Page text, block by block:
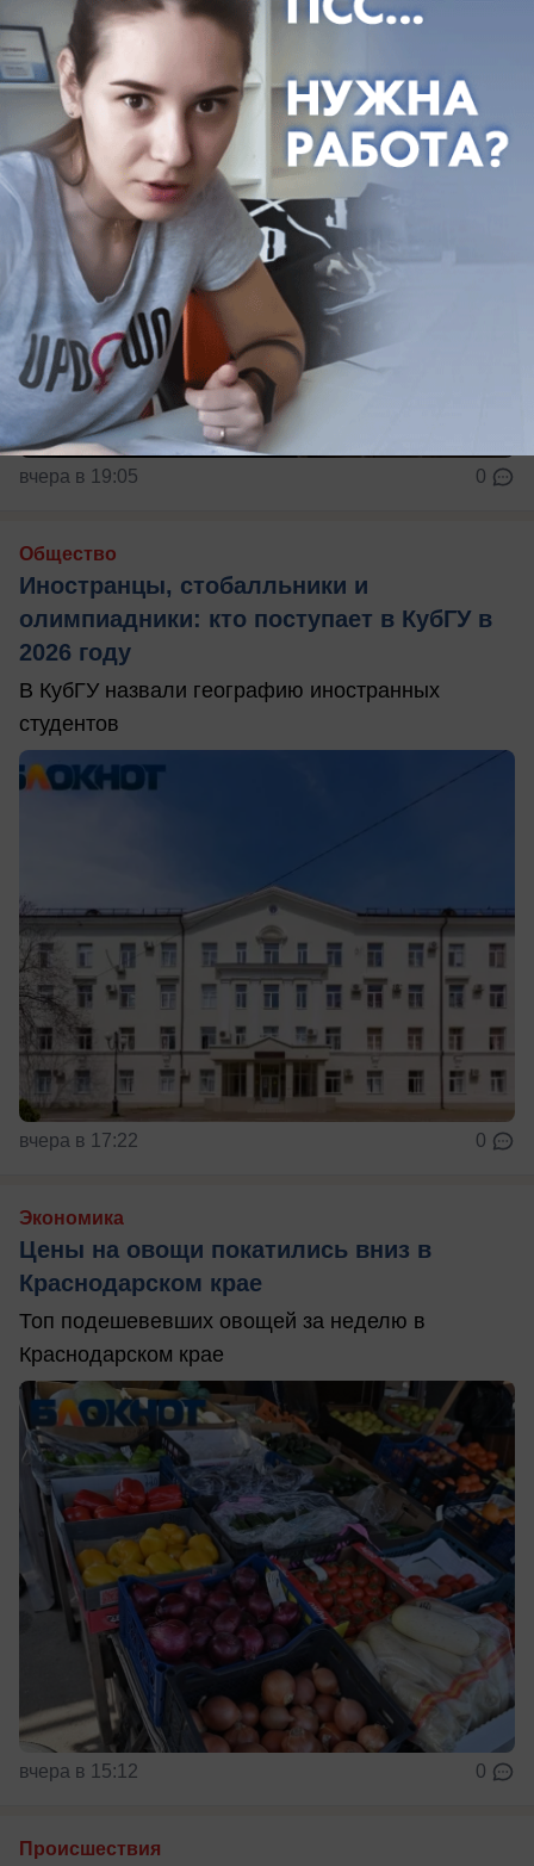
Где в Краснодаре отключат холодную воду в
ночь на 11 августа
вчера в 19:05 0
Общество
Иностранцы, стобалльники и
олимпиадники: кто поступает в КубГУ в
2026 году
В КубГУ назвали географию иностранных
студентов
вчера в 17:22 0
Экономика
Цены на овощи покатились вниз в
Краснодарском крае
Топ подешевевших овощей за неделю в
Краснодарском крае
вчера в 15:12 0
Происшествия